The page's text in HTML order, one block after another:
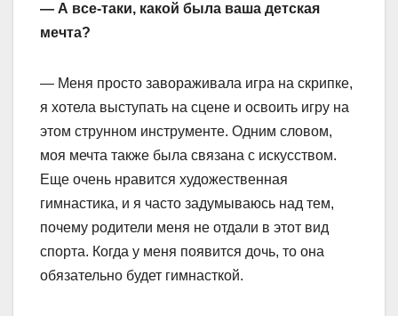
— А все-таки, какой была ваша детская
мечта?
— Меня просто завораживала игра на скрипке,
я хотела выступать на сцене и освоить игру на
этом струнном инструменте. Одним словом,
моя мечта также была связана с искусством.
Еще очень нравится художественная
гимнастика, и я часто задумываюсь над тем,
почему родители меня не отдали в этот вид
спорта. Когда у меня появится дочь, то она
обязательно будет гимнасткой.